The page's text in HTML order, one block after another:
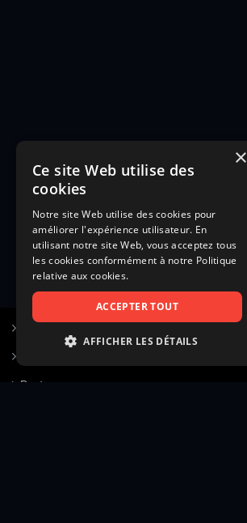
Poster une annonce
×
Ce site Web utilise des
cookies
Notre site Web utilise des cookies pour
améliorer l'expérience utilisateur. En
utilisant notre site Web, vous acceptez tous
les cookies conformément à notre Politique
relative aux cookies.
ACCEPTER TOUT
AFFICHER LES DÉTAILS